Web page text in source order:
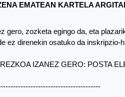
EMATEAN KARTELA
gero, zozketa egingo da, eta
ez direnekin osatuko da inskripzio-
IZANEZ GERO: POSTA